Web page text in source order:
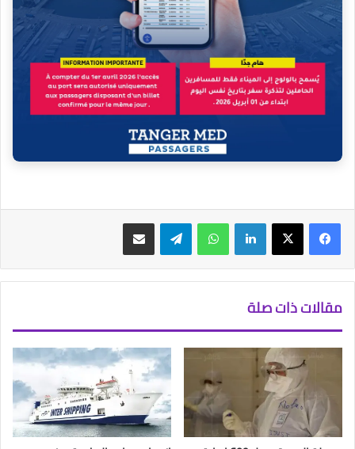
فيسبوك‫X لينكدإن واتساب تيلقرام مشاركة عبر البريد
مقالات ذات صلة